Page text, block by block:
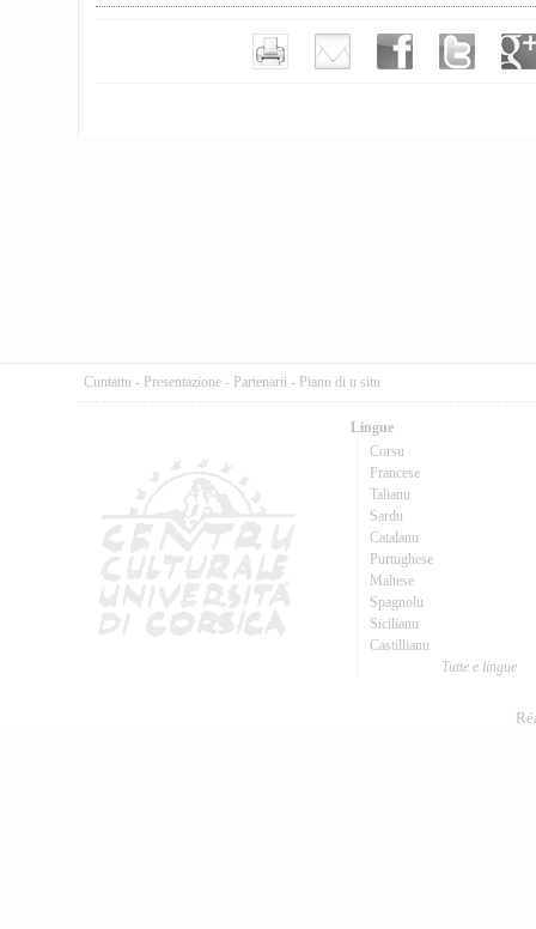
Cuntattu - Presentazione - Partenarii - Pianu di u situ
Lingue
Corsu
Francese
Talianu
Sardu
Catalanu
Purtughese
Maltese
Spagnolu
Sicilianu
Castillianu
Tutte e lingue